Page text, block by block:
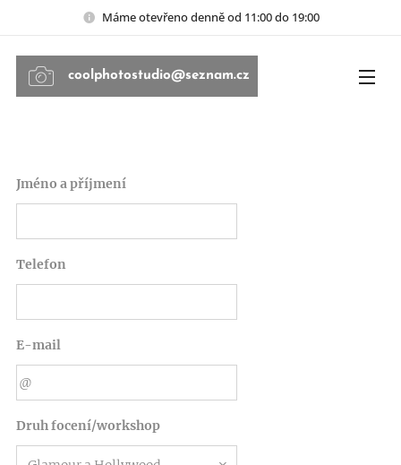
Máme otevřeno denně od 11:00 do 19:00
coolphotostudio@seznam.cz
Jméno a příjmení
Telefon
E-mail
Druh focení/workshop